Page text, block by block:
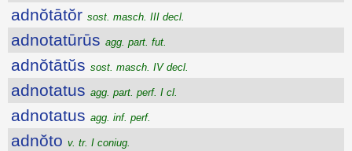
adnŏtātŏr sost. masch. III decl.
adnotatūrūs agg. part. fut.
adnŏtātŭs sost. masch. IV decl.
adnotatus agg. part. perf. I cl.
adnotatus agg. inf. perf.
adnŏto v. tr. I coniug.